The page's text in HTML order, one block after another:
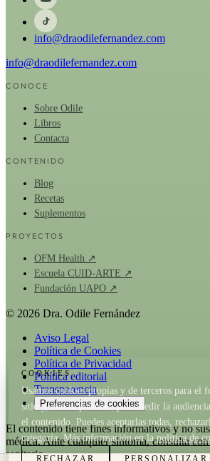
info@draodilefernandez.com
info@draodilefernandez.com
CONOCE
Sobre Odile
Libros
Contacta
CONTENIDO
Blog
Recetas
Suplementos
PROYECTOS
OFM Health ↗
Escuela CUID-ARTE ↗
Fundación UAPO ↗
© 2026 Dra. Odile Fernández
Aviso Legal
Política de Cookies
Política de Privacidad
Política editorial
Transparencia
Preferencias de cookies
El contenido tiene fines informativos y no
médica. Ante cualquier síntoma, consulta
sanitario.
COOKIES
Usamos cookies propias y de terceros para el
sitio y, con tu permiso, para medir la
el contenido. Puedes aceptarlas todas,
categoría. Más información en lapolítica de
RECHAZAR PERSONALIZAR